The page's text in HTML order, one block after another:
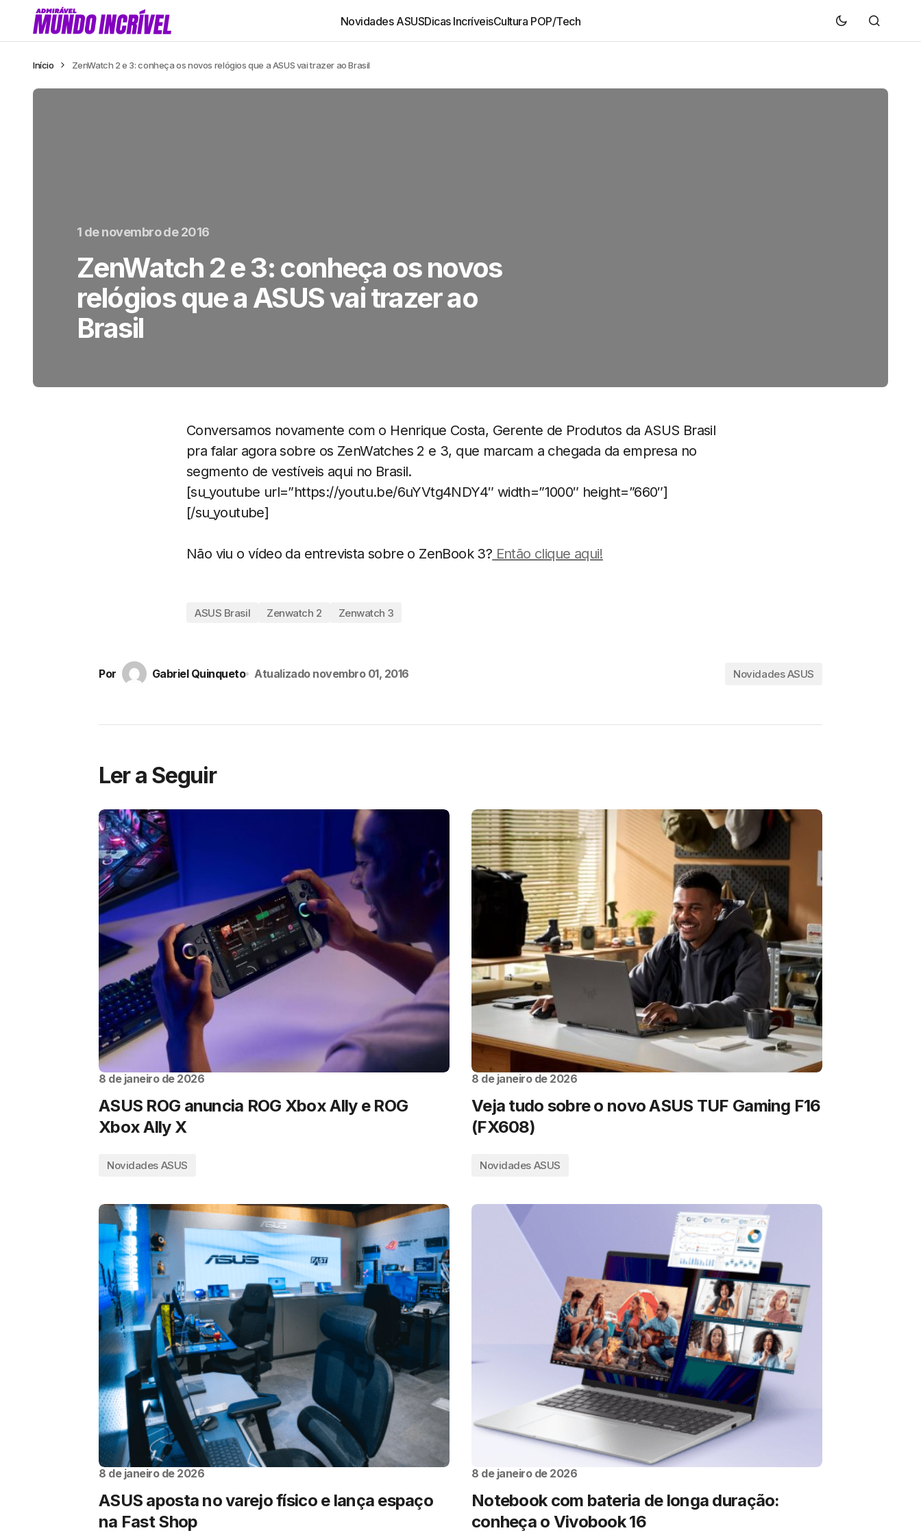
Novidades ASUSDicas IncríveisCultura POP/Tech
Início ZenWatch 2 e 3: conheça os novos relógios que a ASUS vai trazer ao Brasil
1 de novembro de 2016
ZenWatch 2 e 3: conheça os novos
relógios que a ASUS vai trazer ao
Brasil
Conversamos novamente com o Henrique Costa, Gerente de Produtos da ASUS Brasil
pra falar agora sobre os ZenWatches 2 e 3, que marcam a chegada da empresa no
segmento de vestíveis aqui no Brasil.
[su_youtube url=”https://youtu.be/6uYVtg4NDY4″ width=”1000″ height=”660″]
[/su_youtube]
Não viu o vídeo da entrevista sobre o ZenBook 3? Então clique aqui!
ASUS Brasil Zenwatch 2 Zenwatch 3
Por Gabriel Quinqueto Atualizado novembro 01, 2016 Novidades ASUS
Ler a Seguir
8 de janeiro de 2026
ASUS ROG anuncia ROG Xbox Ally e ROG
Xbox Ally X
Novidades ASUS
8 de janeiro de 2026
Veja tudo sobre o novo ASUS TUF Gaming F16
(FX608)
Novidades ASUS
8 de janeiro de 2026
ASUS aposta no varejo físico e lança espaço
na Fast Shop
8 de janeiro de 2026
Notebook com bateria de longa duração:
conheça o Vivobook 16